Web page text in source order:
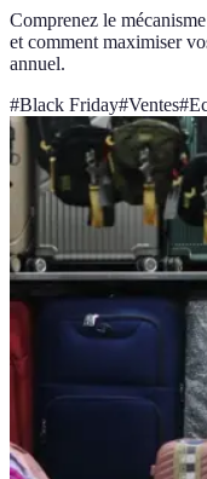
Comprenez le
et comment maximiser
annuel.
#Black Friday#Ventes#